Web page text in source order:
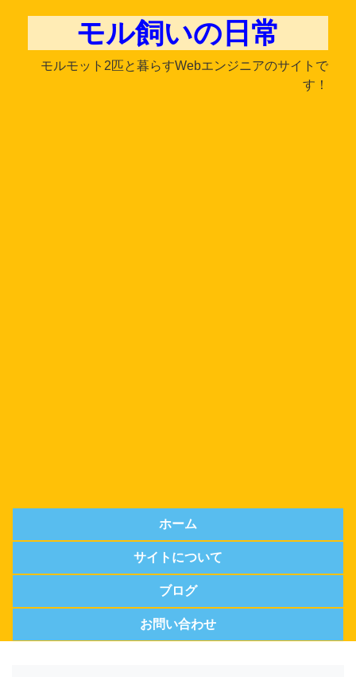
モル飼いの日常
モルモット2匹と暮らすWebエンジニアのサイトで
す！
ホーム
サイトについて
ブログ
お問い合わせ